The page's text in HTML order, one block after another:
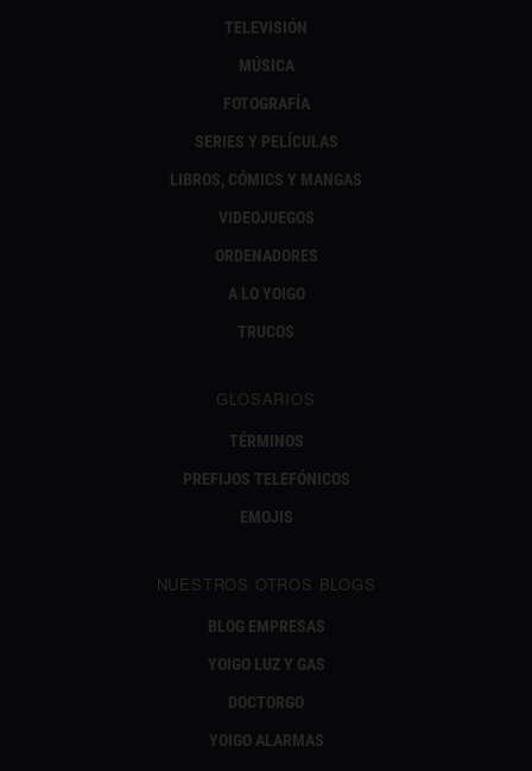
TELEVISIÓN
MÚSICA
FOTOGRAFÍA
SERIES Y PELÍCULAS
LIBROS, CÓMICS Y MANGAS
VIDEOJUEGOS
ORDENADORES
A LO YOIGO
TRUCOS
GLOSARIOS
TÉRMINOS
PREFIJOS TELEFÓNICOS
EMOJIS
NUESTROS OTROS BLOGS
BLOG EMPRESAS
YOIGO LUZ Y GAS
DOCTORGO
YOIGO ALARMAS